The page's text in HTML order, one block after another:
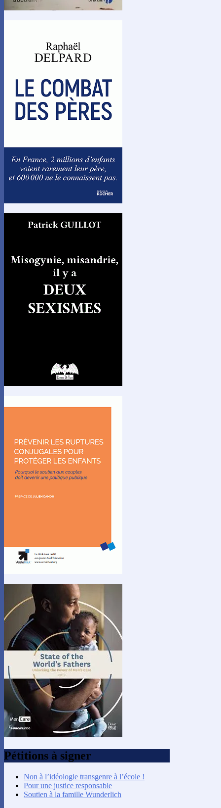
Pétitions à signer
Non à l’idéologie transgenre à l’école !
Pour une justice responsable
Soutien à la famille Wunderlich